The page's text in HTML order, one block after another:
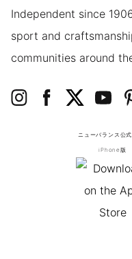
Independent since
sport and
communities around
ニューバランス公
iPhone版